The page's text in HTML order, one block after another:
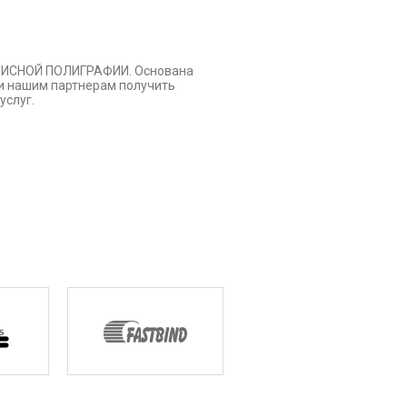
ПОЛИГРАФИИ. Основана
нашим партнерам получить